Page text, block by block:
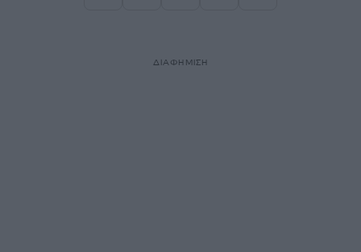
ΔΙΑΦΗΜΙΣΗ